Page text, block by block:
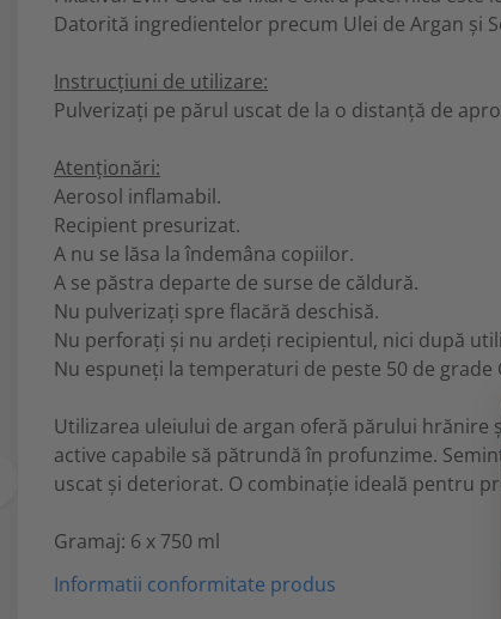
Datorită ingredientelor precum Ulei de Argan și
Instrucțiuni de utilizare:
Pulverizați pe părul uscat de la o distanță de
Atenționări:
Aerosol inflamabil.
Recipient presurizat.
A nu se lăsa la îndemâna copiilor.
A se păstra departe de surse de căldură.
Nu pulverizați spre flacără deschisă.
Nu perforați și nu ardeți recipientul, nici după
Nu espuneți la temperaturi de peste 50 de grade
Utilizarea uleiului de argan oferă părului hrănire
active capabile să pătrundă în profunzime.
uscat și deteriorat. O combinație ideală pentru
Gramaj: 6 x 750 ml
Informatii conformitate produs